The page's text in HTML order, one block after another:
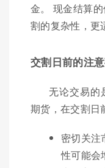
金。 现金结算
割的复杂性，更
交割日前的注
无论交易的
期货，在交割日
密切关注
性可能会